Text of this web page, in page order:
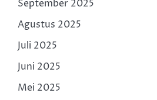
September 2025
Agustus 2025
Juli 2025
Juni 2025
Mei 2025